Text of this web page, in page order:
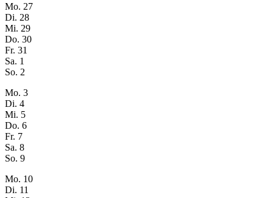
Mo. 27
Di. 28
Mi. 29
Do. 30
Fr. 31
Sa. 1
So. 2
Mo. 3
Di. 4
Mi. 5
Do. 6
Fr. 7
Sa. 8
So. 9
Mo. 10
Di. 11